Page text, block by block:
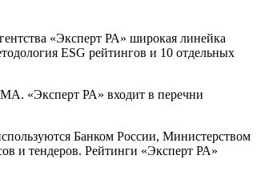
«Эксперт РА» широкая линейка
ESG рейтингов и 10 отдельных
«Эксперт РА» входит в перечни
Банком России, Министерством
и тендеров. Рейтинги «Эксперт РА»